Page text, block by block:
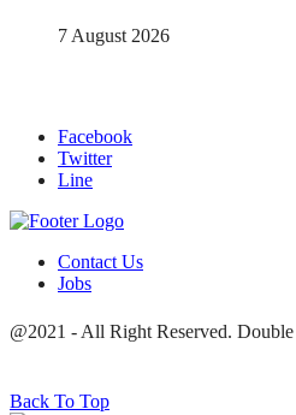
7 August 2026
Facebook
Twitter
Line
Contact Us
Jobs
@2021 - All Right Reserved.
Back To Top